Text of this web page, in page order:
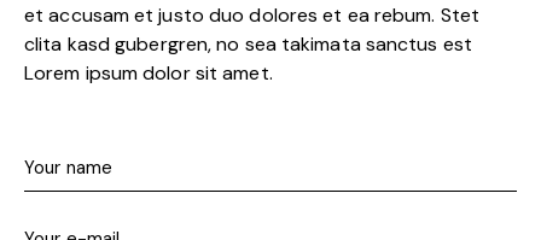
et accusam et justo duo dolores et ea rebum. Stet
clita kasd gubergren, no sea takimata sanctus est
Lorem ipsum dolor sit amet.